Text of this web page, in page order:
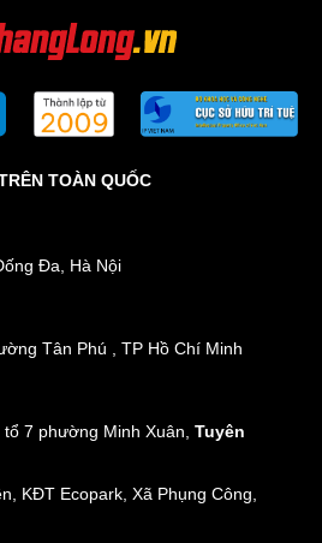
TOÀN QUỐC
Đa, Hà Nội
Tân Phú , TP Hồ Chí Minh
7 phường Minh Xuân, Tuyên
KĐT Ecopark, Xã Phụng Công,